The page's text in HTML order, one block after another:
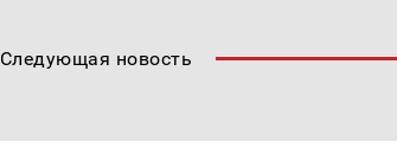
Следующая новость